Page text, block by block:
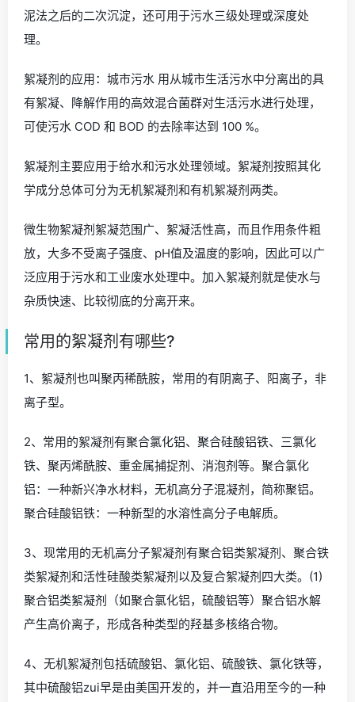
泥法之后的二次沉淀，还可用于污水三级处理或深度处
理。
絮凝剂的应用：城市污水 用从城市生活污水中分离出的具
有絮凝、降解作用的高效混合菌群对生活污水进行处理，
可使污水 COD 和 BOD 的去除率达到 100 %。
絮凝剂主要应用于给水和污水处理领域。絮凝剂按照其化
学成分总体可分为无机絮凝剂和有机絮凝剂两类。
微生物絮凝剂絮凝范围广、絮凝活性高，而且作用条件粗
放，大多不受离子强度、pH值及温度的影响，因此可以广
泛应用于污水和工业废水处理中。加入絮凝剂就是使水与
杂质快速、比较彻底的分离开来。
常用的絮凝剂有哪些?
1、絮凝剂也叫聚丙稀酰胺，常用的有阴离子、阳离子，非
离子型。
2、常用的絮凝剂有聚合氯化铝、聚合硅酸铝铁、三氯化
铁、聚丙烯酰胺、重金属捕捉剂、消泡剂等。聚合氯化
铝：一种新兴净水材料，无机高分子混凝剂，简称聚铝。
聚合硅酸铝铁：一种新型的水溶性高分子电解质。
3、现常用的无机高分子絮凝剂有聚合铝类絮凝剂、聚合铁
类絮凝剂和活性硅酸类絮凝剂以及复合絮凝剂四大类。(1)
聚合铝类絮凝剂（如聚合氯化铝，硫酸铝等）聚合铝水解
产生高价离子，形成各种类型的羟基多核络合物。
4、无机絮凝剂包括硫酸铝、氯化铝、硫酸铁、氯化铁等，
其中硫酸铝zui早是由美国开发的，并一直沿用至今的一种